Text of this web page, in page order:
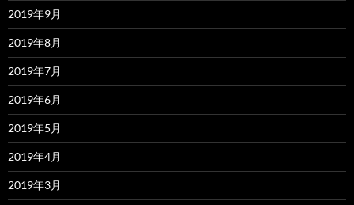
2019年9月
2019年8月
2019年7月
2019年6月
2019年5月
2019年4月
2019年3月